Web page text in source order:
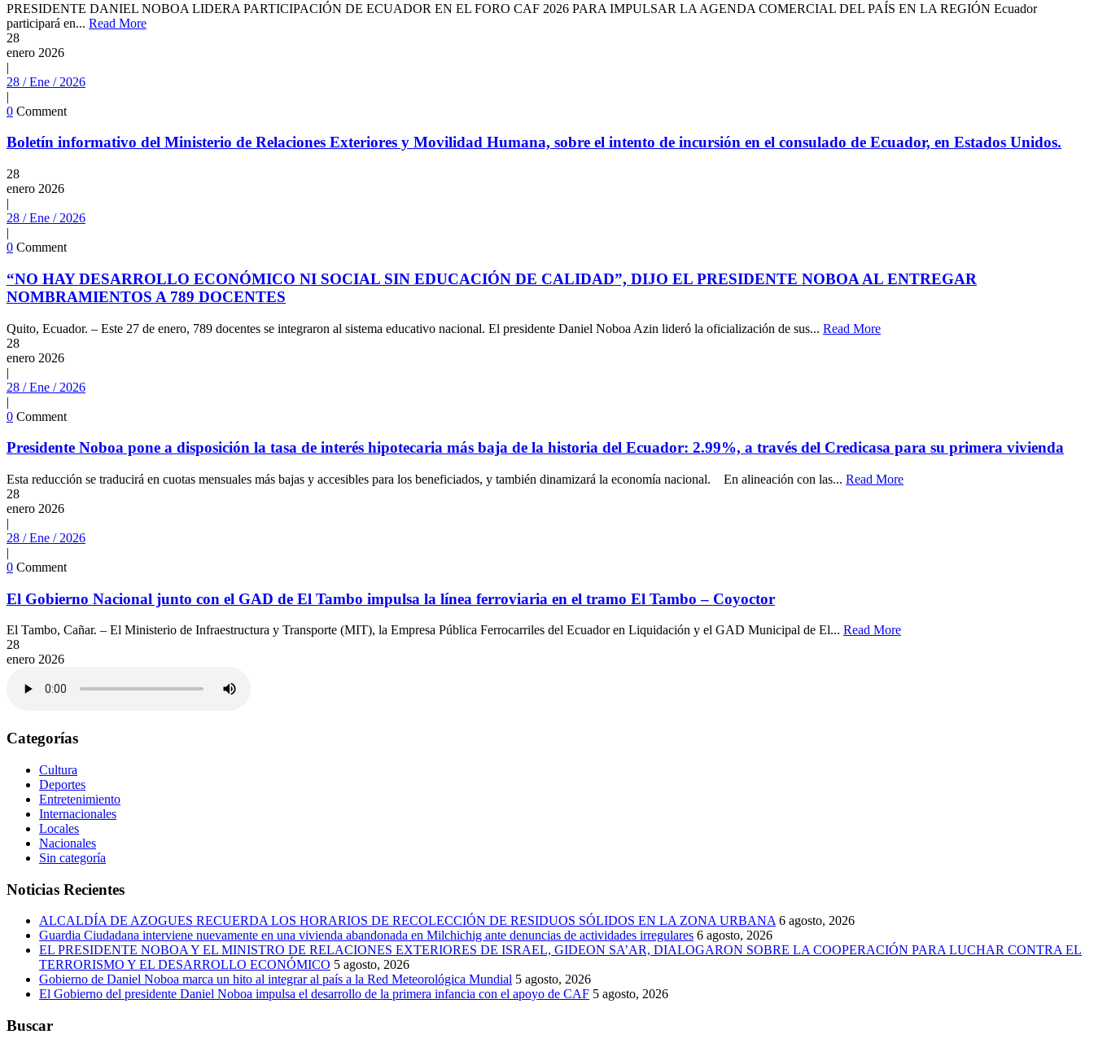
PRESIDENTE DANIEL NOBOA LIDERA PARTICIPACIÓN DE ECUADOR EN EL FORO CAF 2026 PARA IMPULSAR LA AGENDA COMERCIAL DEL PAÍS EN LA REGIÓN Ecuador
participará en... Read More
28
enero 2026
|
28 / Ene / 2026
|
0 Comment
Boletín informativo del Ministerio de Relaciones Exteriores y Movilidad Humana, sobre el intento de incursión en el consulado de Ecuador, en Estados Unidos.
28
enero 2026
|
28 / Ene / 2026
|
0 Comment
“NO HAY DESARROLLO ECONÓMICO NI SOCIAL SIN EDUCACIÓN DE CALIDAD”, DIJO EL PRESIDENTE NOBOA AL ENTREGAR
NOMBRAMIENTOS A 789 DOCENTES
Quito, Ecuador. – Este 27 de enero, 789 docentes se integraron al sistema educativo nacional. El presidente Daniel Noboa Azin lideró la oficialización de sus... Read More
28
enero 2026
|
28 / Ene / 2026
|
0 Comment
Presidente Noboa pone a disposición la tasa de interés hipotecaria más baja de la historia del Ecuador: 2.99%, a través del Credicasa para su primera vivienda
Esta reducción se traducirá en cuotas mensuales más bajas y accesibles para los beneficiados, y también dinamizará la economía nacional. En alineación con las... Read More
28
enero 2026
|
28 / Ene / 2026
|
0 Comment
El Gobierno Nacional junto con el GAD de El Tambo impulsa la línea ferroviaria en el tramo El Tambo – Coyoctor
El Tambo, Cañar. – El Ministerio de Infraestructura y Transporte (MIT), la Empresa Pública Ferrocarriles del Ecuador en Liquidación y el GAD Municipal de El... Read More
28
enero 2026
Categorías
Cultura
Deportes
Entretenimiento
Internacionales
Locales
Nacionales
Sin categoría
Noticias Recientes
ALCALDÍA DE AZOGUES RECUERDA LOS HORARIOS DE RECOLECCIÓN DE RESIDUOS SÓLIDOS EN LA ZONA URBANA 6 agosto, 2026
Guardia Ciudadana interviene nuevamente en una vivienda abandonada en Milchichig ante denuncias de actividades irregulares 6 agosto, 2026
EL PRESIDENTE NOBOA Y EL MINISTRO DE RELACIONES EXTERIORES DE ISRAEL, GIDEON SA’AR, DIALOGARON SOBRE LA COOPERACIÓN PARA LUCHAR CONTRA EL
TERRORISMO Y EL DESARROLLO ECONÓMICO 5 agosto, 2026
Gobierno de Daniel Noboa marca un hito al integrar al país a la Red Meteorológica Mundial 5 agosto, 2026
El Gobierno del presidente Daniel Noboa impulsa el desarrollo de la primera infancia con el apoyo de CAF 5 agosto, 2026
Buscar